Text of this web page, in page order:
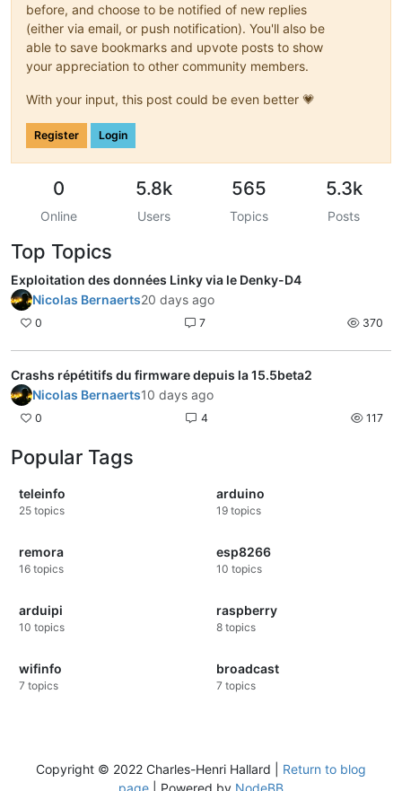
before, and choose to be notified of new replies
(either via email, or push notification). You'll also be
able to save bookmarks and upvote posts to show
your appreciation to other community members.
With your input, this post could be even better 💗
Register Login
0
Online
5.8k
Users
565
Topics
5.3k
Posts
Top Topics
Exploitation des données Linky via le Denky-D4
Nicolas Bernaerts20 days ago
0 7 370
Crashs répétitifs du firmware depuis la 15.5beta2
Nicolas Bernaerts10 days ago
0 4 117
Popular Tags
teleinfo
25 topics
arduino
19 topics
remora
16 topics
esp8266
10 topics
arduipi
10 topics
raspberry
8 topics
wifinfo
7 topics
broadcast
7 topics
Copyright © 2022 Charles-Henri Hallard | Return to blog